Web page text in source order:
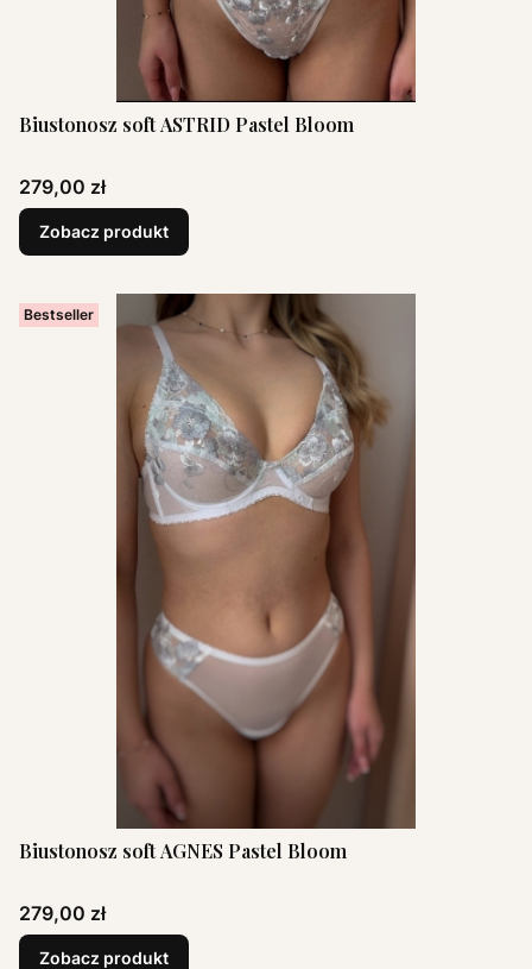
Biustonosz soft ASTRID Pastel Bloom
Cena
279,00 zł
Zobacz produkt
Bestseller
Biustonosz soft AGNES Pastel Bloom
Cena
279,00 zł
Zobacz produkt